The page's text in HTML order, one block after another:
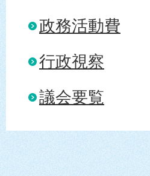
政務活動費
行政視察
議会要覧